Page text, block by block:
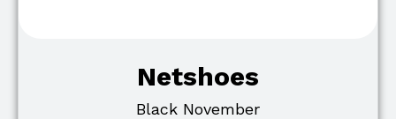
Netshoes
Black November